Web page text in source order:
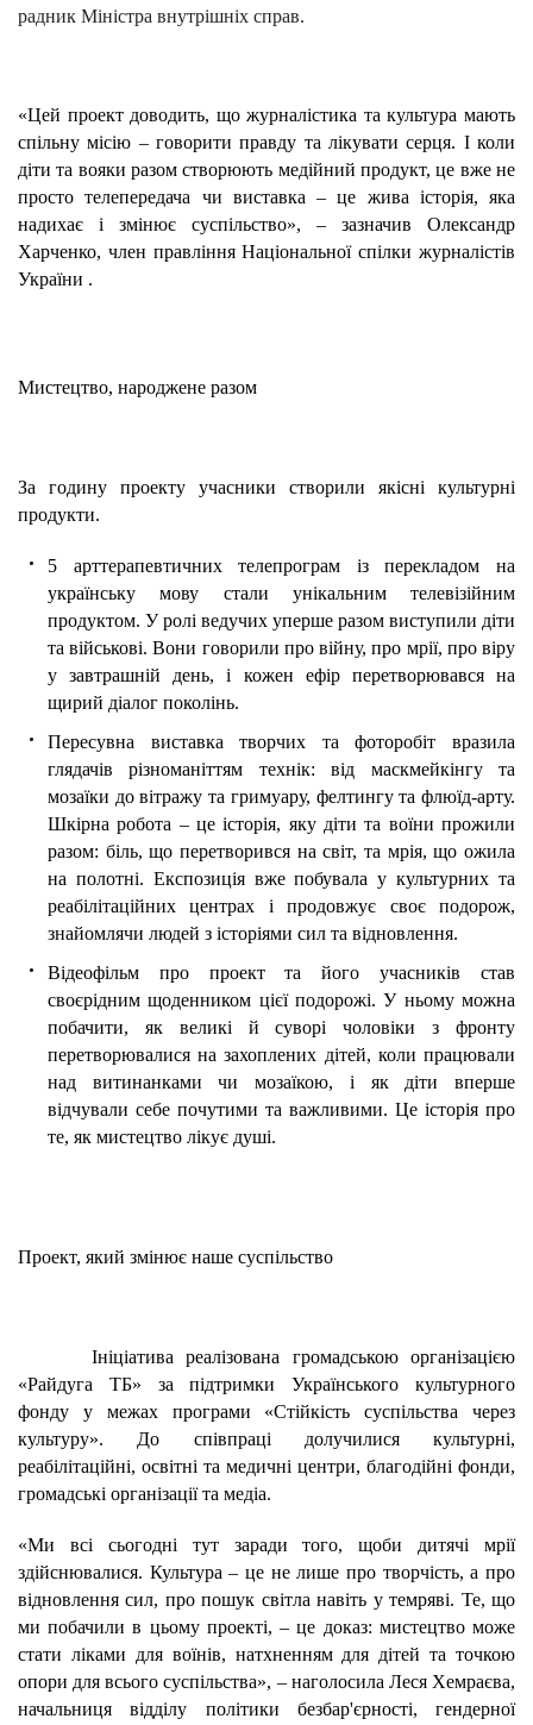
радник Міністра внутрішніх справ.
«Цей проект доводить, що журналістика та культура мають
спільну місію – говорити правду та лікувати серця. І коли
діти та вояки разом створюють медійний продукт, це вже не
просто телепередача чи виставка – це жива історія, яка
надихає і змінює суспільство», – зазначив Олександр
Харченко, член правління Національної спілки журналістів
України .
Мистецтво, народжене разом
За годину проекту учасники створили якісні культурні
продукти.
5 арттерапевтичних телепрограм із перекладом на
українську мову стали унікальним телевізійним
продуктом. У ролі ведучих уперше разом виступили діти
та військові. Вони говорили про війну, про мрії, про віру
у завтрашній день, і кожен ефір перетворювався на
щирий діалог поколінь.
Пересувна виставка творчих та фоторобіт вразила
глядачів різноманіттям технік: від маскмейкінгу та
мозаїки до вітражу та гримуару, фелтингу та флюїд-арту.
Шкірна робота – це історія, яку діти та воїни прожили
разом: біль, що перетворився на світ, та мрія, що ожила
на полотні. Експозиція вже побувала у культурних та
реабілітаційних центрах і продовжує своє подорож,
знайомлячи людей з історіями сил та відновлення.
Відеофільм про проект та його учасників став
своєрідним щоденником цієї подорожі. У ньому можна
побачити, як великі й суворі чоловіки з фронту
перетворювалися на захоплених дітей, коли працювали
над витинанками чи мозаїкою, і як діти вперше
відчували себе почутими та важливими. Це історія про
те, як мистецтво лікує душі.
Проект, який змінює наше суспільство
Ініціатива реалізована громадською організацією
«Райдуга ТБ» за підтримкиУкраїнського культурного
фонду у межах програми «Стійкість суспільства через
культуру». До співпраці долучилися культурні,
реабілітаційні, освітні та медичні центри, благодійні фонди,
громадські організації та медіа.
«Ми всі сьогодні тут заради того, щоби дитячі мрії
здійснювалися. Культура – ​​це не лише про творчість, а про
відновлення сил, про пошук світла навіть у темряві. Те, що
ми побачили в цьому проекті, – це доказ: мистецтво може
стати ліками для воїнів, натхненням для дітей та точкою
опори для всього суспільства», – наголосила Леся Хемраєва,
начальниця відділу політики безбар'єрності, гендерної